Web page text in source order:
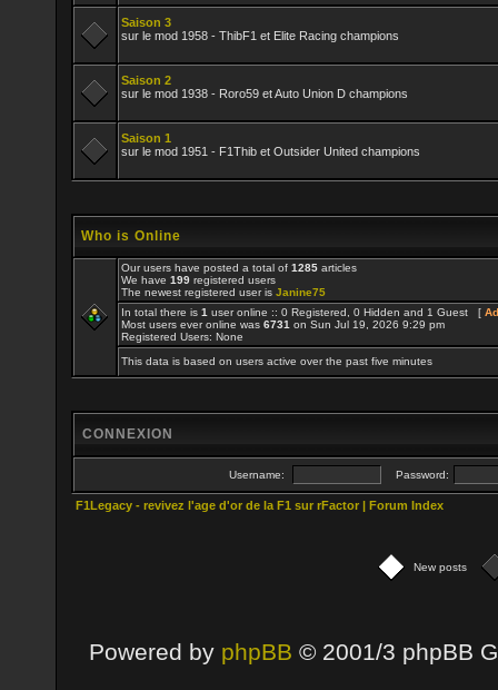
Saison 3
sur le mod 1958 - ThibF1 et Elite Racing champions
Saison 2
sur le mod 1938 - Roro59 et Auto Union D champions
Saison 1
sur le mod 1951 - F1Thib et Outsider United champions
Who is Online
Our users have posted a total of 1285 articles
We have 199 registered users
The newest registered user is Janine75
In total there is 1 user online :: 0 Registered, 0 Hidden and 1 Guest [
Most users ever online was 6731 on Sun Jul 19, 2026 9:29 pm
Registered Users: None
This data is based on users active over the past five minutes
CONNEXION
Username: Password:
F1Legacy - revivez l'age d'or de la F1 sur rFactor | Forum Index
New posts
Powered by phpBB © 2001/3 phpBB